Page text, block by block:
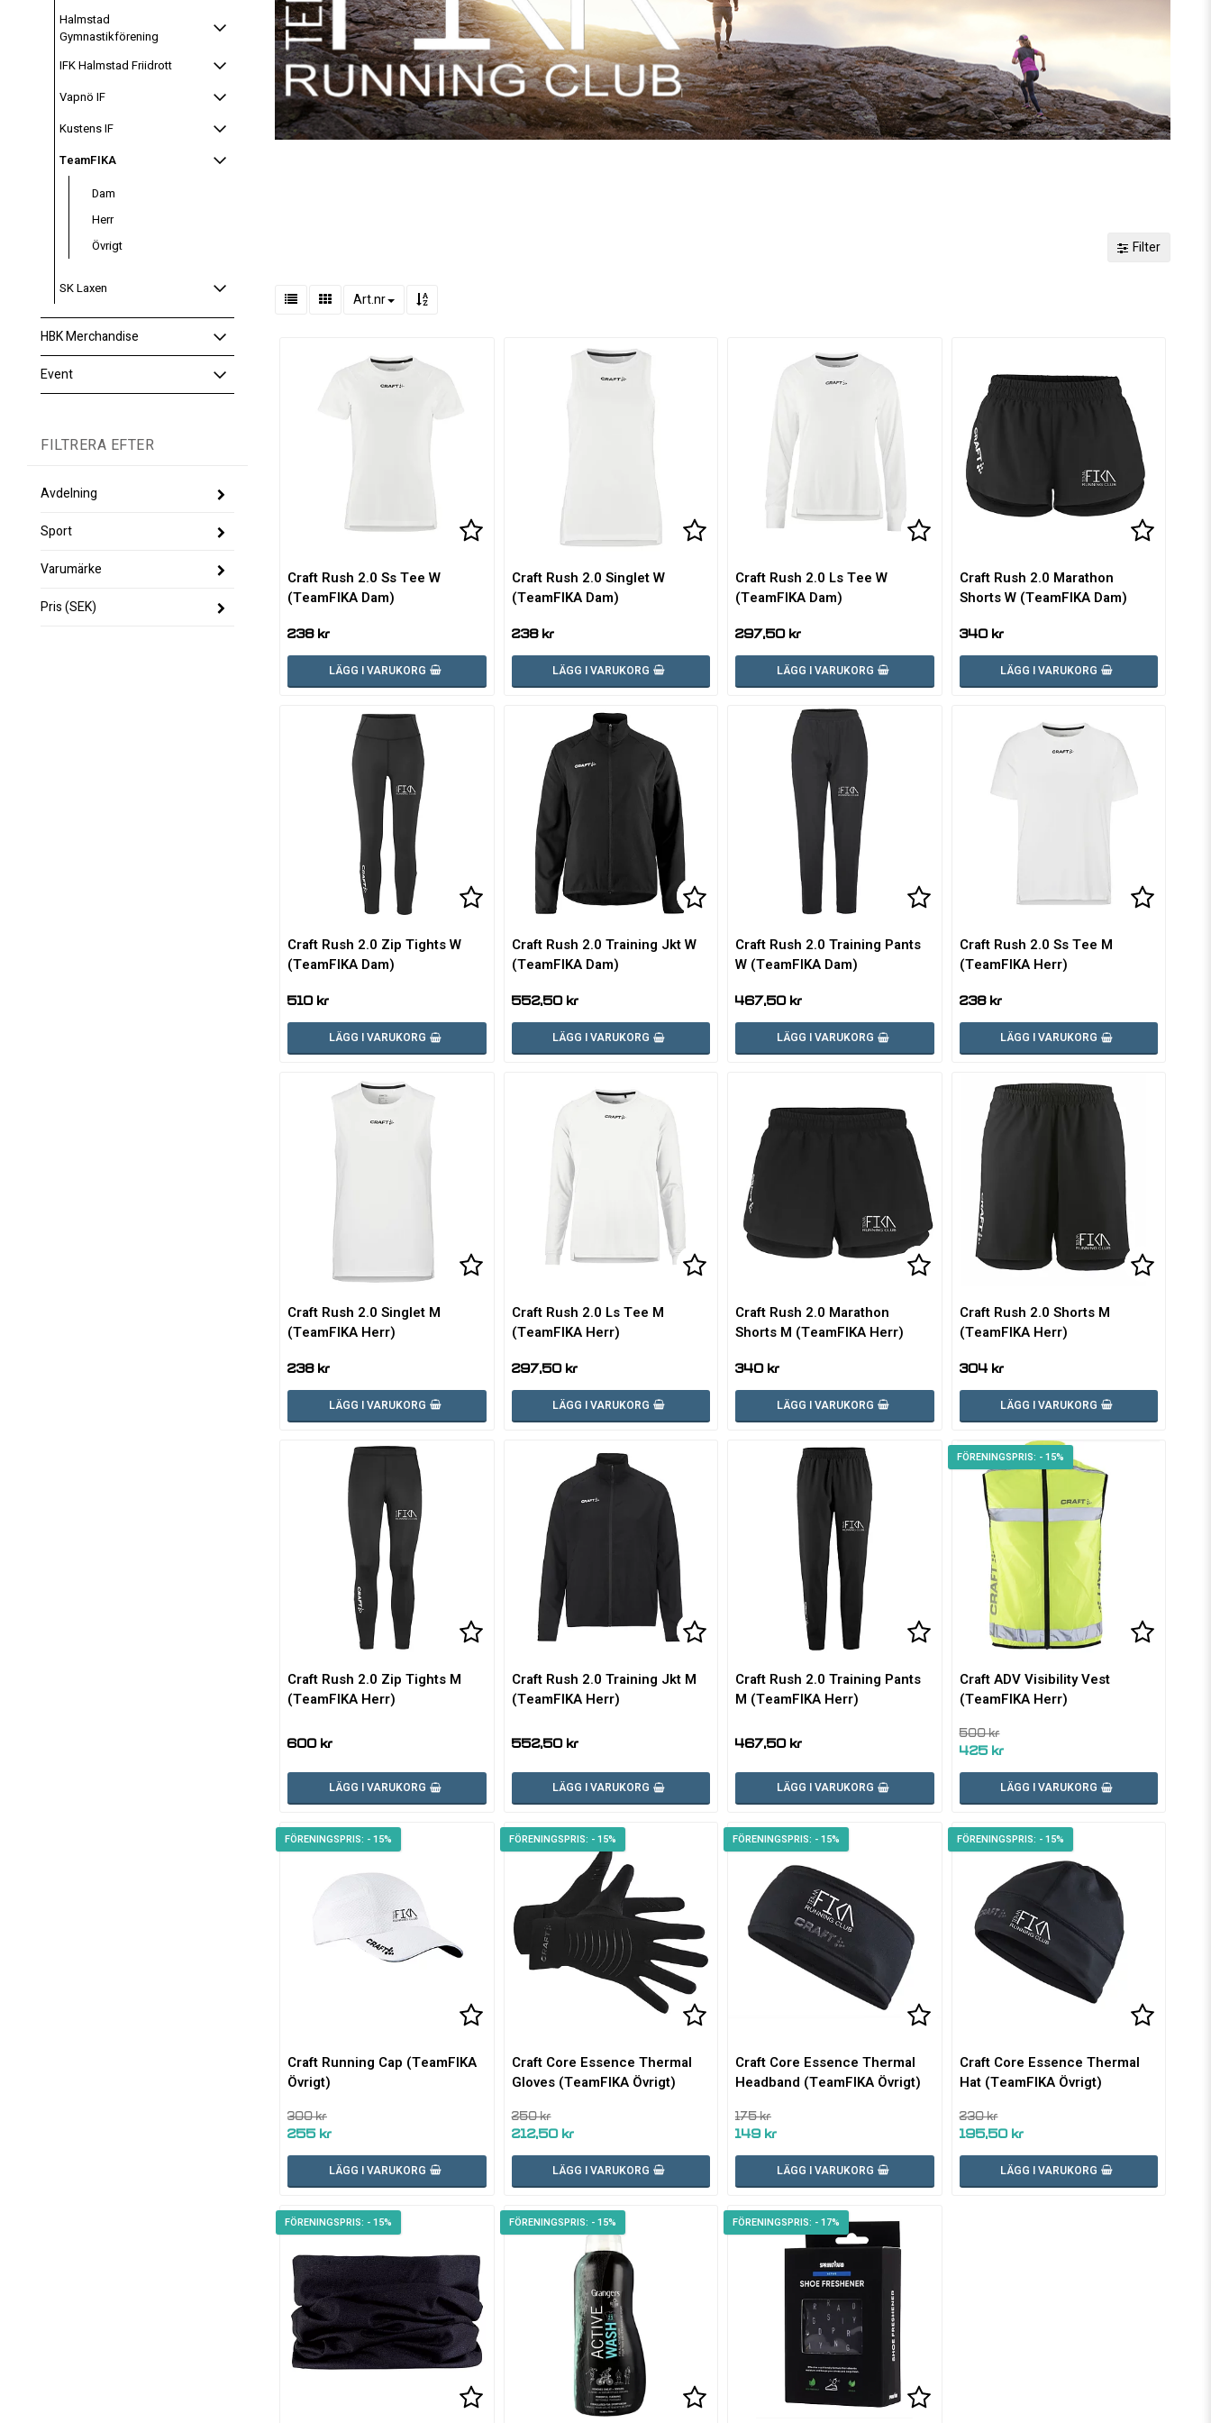
Halmstad
Gymnastikförening
IFK Halmstad Friidrott
Vapnö IF
Kustens IF
TeamFIKA
Dam
Herr
Övrigt
SK Laxen
HBK Merchandise
Event
Avdelning
Herr
Sport
Längdåkning
Varumärke
Craft
Pris(SEK)
Filter
Art.nr
Lägg till i favoritlistan
Lägg till i favoritlistan
Craft Rush 2.0 Ss Tee W
(TeamFIKA Dam)
238 kr
LÄGG I VARUKORG
Lägg till i favoritlistan
Lägg till i favoritlistan
Craft Rush 2.0 Singlet W
(TeamFIKA Dam)
238 kr
LÄGG I VARUKORG
Lägg till i favoritlistan
Lägg till i favoritlistan
Craft Rush 2.0 Ls Tee W
(TeamFIKA Dam)
297,50 kr
LÄGG I VARUKORG
Craft Rush 2.0 Marathon
Shorts W (TeamFIKA Dam)
340 kr
LÄGG I VARUKORG
Lägg till i favoritlistan
Lägg till i favoritlistan
Craft Rush 2.0 Zip Tights W
(TeamFIKA Dam)
510 kr
LÄGG I VARUKORG
Lägg till i favoritlistan
Lägg till i favoritlistan
Craft Rush 2.0 Training Jkt W
(TeamFIKA Dam)
552,50 kr
LÄGG I VARUKORG
Lägg till i favoritlistan
Lägg till i favoritlistan
Craft Rush 2.0 Training Pants
W (TeamFIKA Dam)
467,50 kr
LÄGG I VARUKORG
Craft Rush 2.0 Ss Tee M
(TeamFIKA Herr)
238 kr
LÄGG I VARUKORG
Lägg till i favoritlistan
Lägg till i favoritlistan
Craft Rush 2.0 Singlet M
(TeamFIKA Herr)
238 kr
LÄGG I VARUKORG
Lägg till i favoritlistan
Lägg till i favoritlistan
Craft Rush 2.0 Ls Tee M
(TeamFIKA Herr)
297,50 kr
LÄGG I VARUKORG
Lägg till i favoritlistan
Lägg till i favoritlistan
Craft Rush 2.0 Marathon
Shorts M (TeamFIKA Herr)
340 kr
LÄGG I VARUKORG
Craft Rush 2.0 Shorts M
(TeamFIKA Herr)
304 kr
LÄGG I VARUKORG
Lägg till i favoritlistan
Lägg till i favoritlistan
Craft Rush 2.0 Zip Tights M
(TeamFIKA Herr)
600 kr
LÄGG I VARUKORG
Lägg till i favoritlistan
Lägg till i favoritlistan
Craft Rush 2.0 Training Jkt M
(TeamFIKA Herr)
552,50 kr
LÄGG I VARUKORG
Lägg till i favoritlistan
Craft Rush 2.0 Training Pants
M (TeamFIKA Herr)
467,50 kr
LÄGG I VARUKORG
- 15%
Craft ADV Visibility Vest
(TeamFIKA Herr)
500 kr
425 kr
LÄGG I VARUKORG
- 15%
Lägg till i favoritlistan
Lägg till i favoritlistan
Craft Running Cap (TeamFIKA
Övrigt)
300 kr
255 kr
LÄGG I VARUKORG
- 15%
Lägg till i favoritlistan
Craft Core Essence Thermal
Gloves (TeamFIKA Övrigt)
250 kr
212,50 kr
LÄGG I VARUKORG
- 15%
Lägg till i favoritlistan
Craft Core Essence Thermal
Headband (TeamFIKA Övrigt)
175 kr
149 kr
LÄGG I VARUKORG
- 15%
Lägg
Craft Core Essence Thermal
Hat (TeamFIKA Övrigt)
230 kr
195,50 kr
LÄGG I VARUKORG
- 15% - 15% - 17%